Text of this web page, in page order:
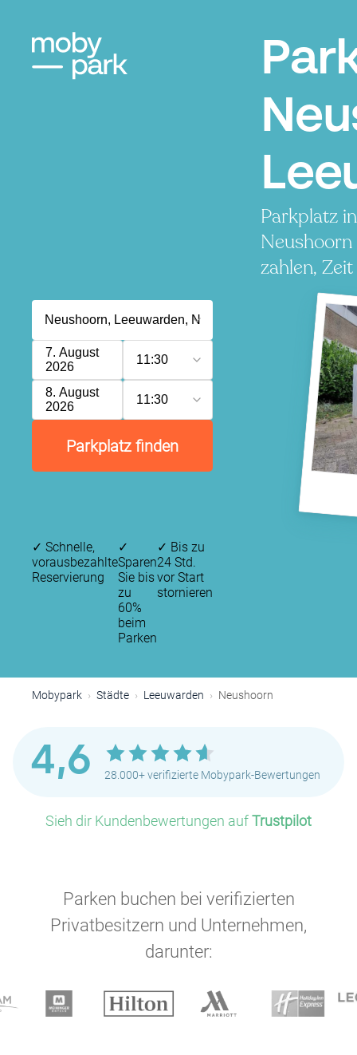
Parkplatz
zahlen,
7. August
2026
11:30
8. August
2026
11:30
Parkplatz finden
✓ Schnelle,
vorausbezahlte
Reservierung
✓
Sparen
Sie bis
zu
60%
beim
Parken
✓ Bis zu
24 Std.
vor Start
stornieren
Mobypark Städte Leeuwarden Neushoorn
4,6 28.000+ verifizierte Mobypark-Bewertungen
Sieh dir Kundenbewertungen aufTrustpilot
Parken buchen bei verifizierten
Privatbesitzern und Unternehmen,
darunter: